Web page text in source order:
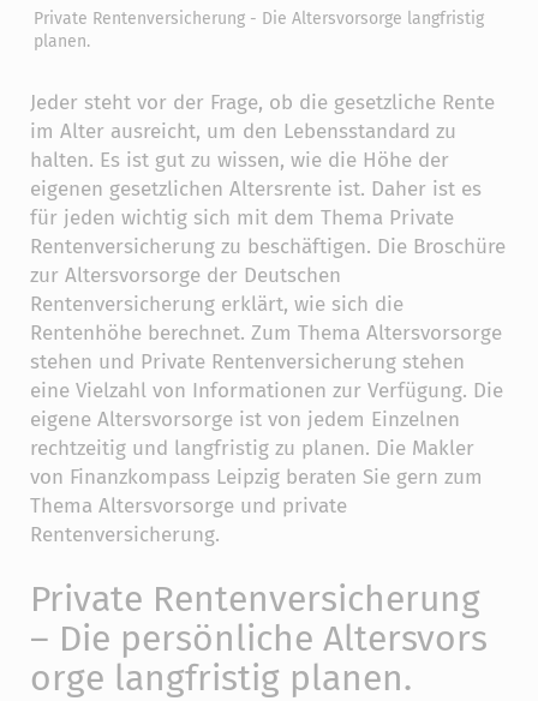
Private Rentenversicherung - Die Altersvorsorge langfristig
planen.
Jeder steht vor der Frage, ob die gesetzliche Rente
im Alter ausreicht, um den Lebensstandard zu
halten. Es ist gut zu wissen, wie die Höhe der
eigenen gesetzlichen Altersrente ist. Daher ist es
für jeden wichtig sich mit dem Thema Private
Rentenversicherung zu beschäftigen. Die Broschüre
zur Altersvorsorge der Deutschen
Rentenversicherung erklärt, wie sich die
Rentenhöhe berechnet. Zum Thema Altersvorsorge
stehen und Private Rentenversicherung stehen
eine Vielzahl von Informationen zur Verfügung. Die
eigene Altersvorsorge ist von jedem Einzelnen
rechtzeitig und langfristig zu planen. Die Makler
von Finanzkompass Leipzig beraten Sie gern zum
Thema Altersvorsorge und private
Rentenversicherung.
Private Rentenversicherung
– Die persönliche Altersvors
orge langfristig planen.